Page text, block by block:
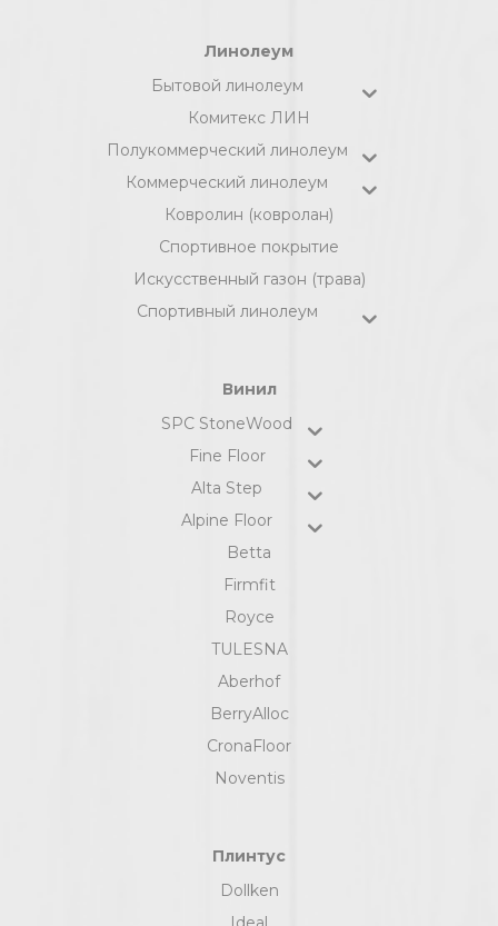
Линолеум
Бытовой линолеум
Комитекс ЛИН
Полукоммерческий линолеум
Коммерческий линолеум
Ковролин (ковролан)
Спортивное покрытие
Искусственный газон (трава)
Спортивный линолеум
Винил
SPC StoneWood
Fine Floor
Alta Step
Alpine Floor
Betta
Firmfit
Royce
TULESNA
Aberhof
BerryAlloc
CronaFloor
Noventis
Плинтус
Dollken